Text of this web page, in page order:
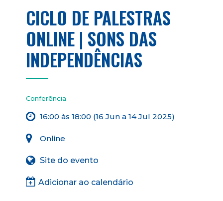
CICLO DE PALESTRAS
ONLINE | SONS DAS
INDEPENDÊNCIAS
Conferência
16:00 às 18:00 (16 Jun a 14 Jul 2025)
Online
Site do evento
Adicionar ao calendário